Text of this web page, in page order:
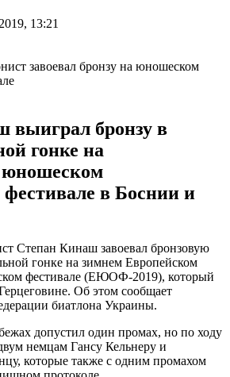
13:21
выиграл бронзу в
гонке на
в Боснии и
Степан Кинаш завоевал бронзовую
гонке на зимнем Европейском
фестивале (ЕЮОФ-2019), который
Об этом сообщает
биатлона Украины.
допустил один промах, но по ходу
немцам Гансу Кельнеру и
которые также с одним промахом